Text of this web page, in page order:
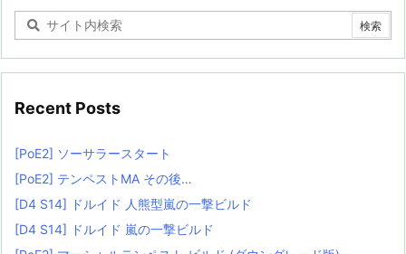
Recent Posts
[PoE2] ソーサラースタート
[PoE2] テンペストMA その後…
[D4 S14] ドルイド 人熊型嵐の一撃ビルド
[D4 S14] ドルイド 嵐の一撃ビルド